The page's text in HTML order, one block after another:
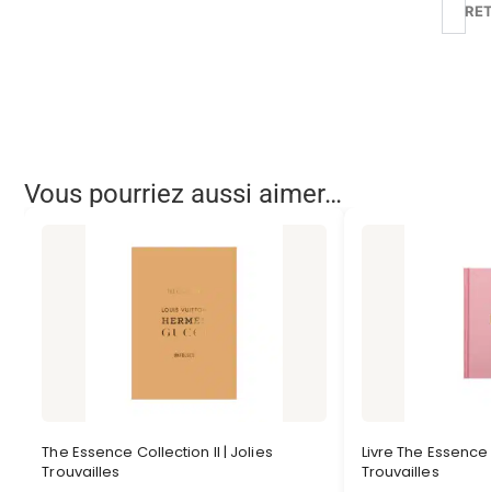
Vous pourriez aussi aimer…
The Essence Collection II | Jolies
Trouvailles
Livre The
Trouvailles